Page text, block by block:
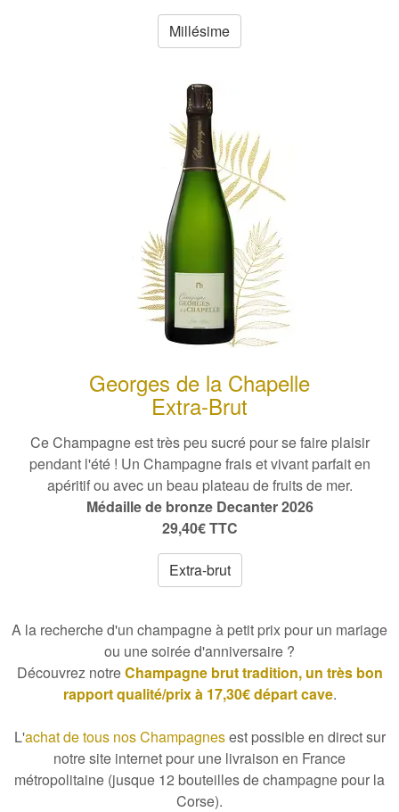
Millésime
Georges de la Chapelle
Extra-Brut
Ce Champagne est très peu sucré pour se faire plaisir
pendant l'été ! Un Champagne frais et vivant parfait en
apéritif ou avec un beau plateau de fruits de mer.
Médaille de bronze Decanter 2026
29,40€ TTC
Extra-brut
A la recherche d'un champagne à petit prix pour un mariage
ou unesoirée d'anniversaire ?
Découvrez notreChampagne brut tradition, un très bon
rapport qualité/prix à 17,30€ départ cave.
L'achat de tous nos Champagnesest possible en direct sur
notre site internet pour une livraison en France
métropolitaine (jusque 12 bouteilles de champagne pour la
Corse).